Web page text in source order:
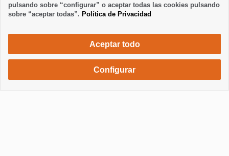
880 €/ semana
pulsando sobre “configurar” o aceptar todas las cookies pulsando
sobre “aceptar todas”. Política de Privacidad
Aceptar todo
Configurar